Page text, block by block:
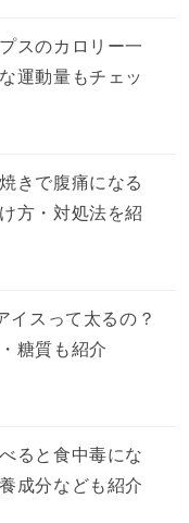
スのカロリー一
運動量もチェッ
きで腹痛になる
方・対処法を紹
イスって太るの？
糖質も紹介
ると食中毒にな
成分なども紹介